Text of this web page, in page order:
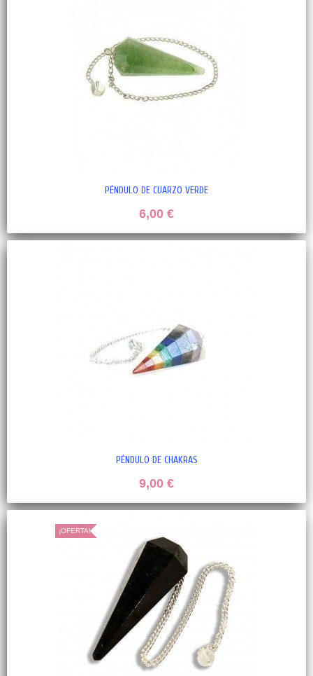
PÉNDULO DE CUARZO VERDE
6,00 €
PÉNDULO DE CHAKRAS
9,00 €
¡OFERTA!